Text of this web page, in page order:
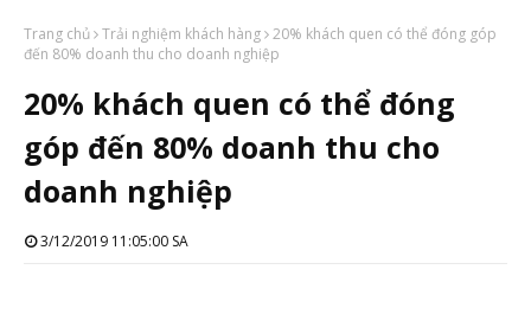
Trang chủ Trải nghiệm khách hàng 20% khách quen có thể đóng góp
đến 80% doanh thu cho doanh nghiệp
20% khách quen có thể đóng
góp đến 80% doanh thu cho
doanh nghiệp
3/12/2019 11:05:00 SA